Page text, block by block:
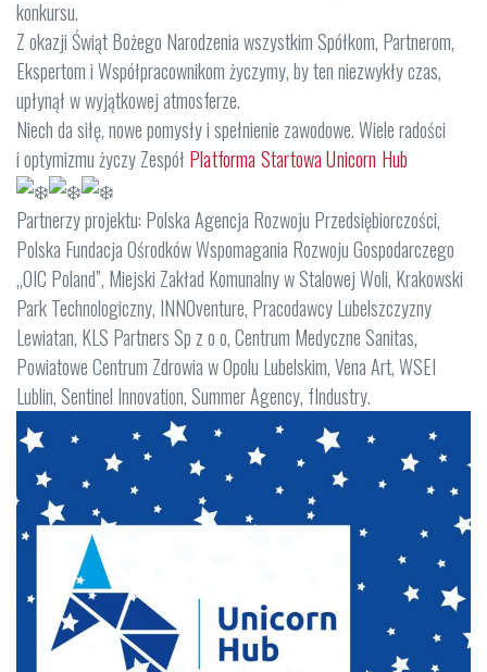
konkursu.
Z okazji Świąt Bożego Narodzenia wszystkim Spółkom, Partnerom,
Ekspertom i Współpracownikom życzymy, by ten niezwykły czas,
upłynął w wyjątkowej atmosferze.
Niech da siłę, nowe pomysły i spełnienie zawodowe. Wiele radości
i optymizmu życzy Zespół Platforma Startowa Unicorn Hub
Partnerzy projektu: Polska Agencja Rozwoju Przedsiębiorczości,
Polska Fundacja Ośrodków Wspomagania Rozwoju Gospodarczego
„OIC Poland”, Miejski Zakład Komunalny w Stalowej Woli, Krakowski
Park Technologiczny, INNOventure, Pracodawcy Lubelszczyzny
Lewiatan, KLS Partners Sp z o o, Centrum Medyczne Sanitas,
Powiatowe Centrum Zdrowia w Opolu Lubelskim, Vena Art, WSEI
Lublin, Sentinel Innovation, Summer Agency, fIndustry.